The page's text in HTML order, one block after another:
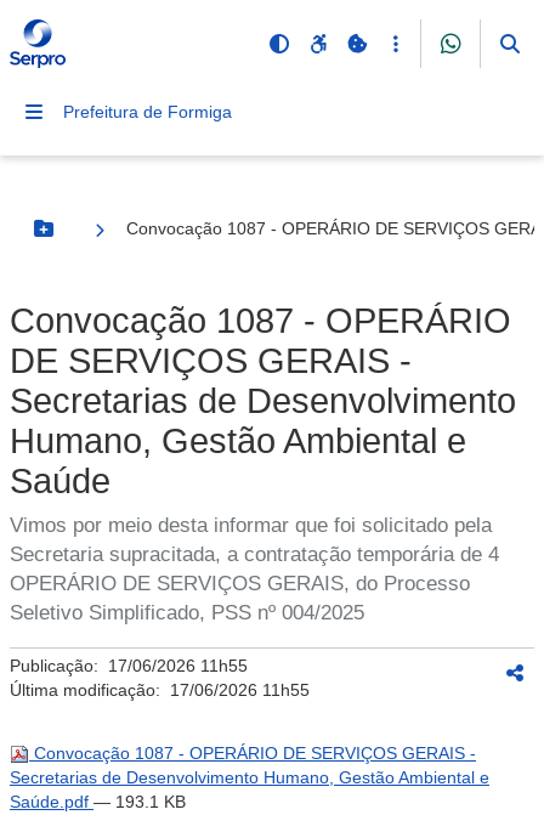
Prefeitura de Formiga
Botão Menu
Convocação 1087 - OPERÁRIO DE SERVIÇOS
Convocação 1087 - OPERÁRIO
DE SERVIÇOS GERAIS -
Secretarias de Desenvolvimento
Humano, Gestão Ambiental e
Saúde
Vimos por meio desta informar que foi solicitado pela
Secretaria supracitada, a contratação temporária de 4
OPERÁRIO DE SERVIÇOS GERAIS, do Processo
Seletivo Simplificado, PSS nº 004/2025
Publicação: 17/06/2026 11h55
Última modificação: 17/06/2026 11h55
Convocação 1087 - OPERÁRIO DE SERVIÇOS GERAIS -
Secretarias de Desenvolvimento Humano, Gestão Ambiental e
Saúde.pdf — 193.1 KB